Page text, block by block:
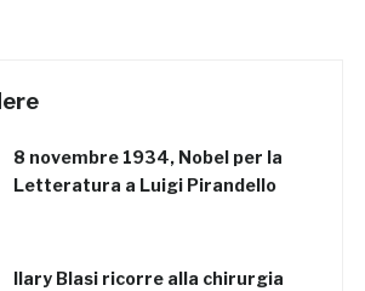
8 novembre 1934, Nobel per la
Letteratura a Luigi Pirandello
Ilary Blasi ricorre alla chirurgia